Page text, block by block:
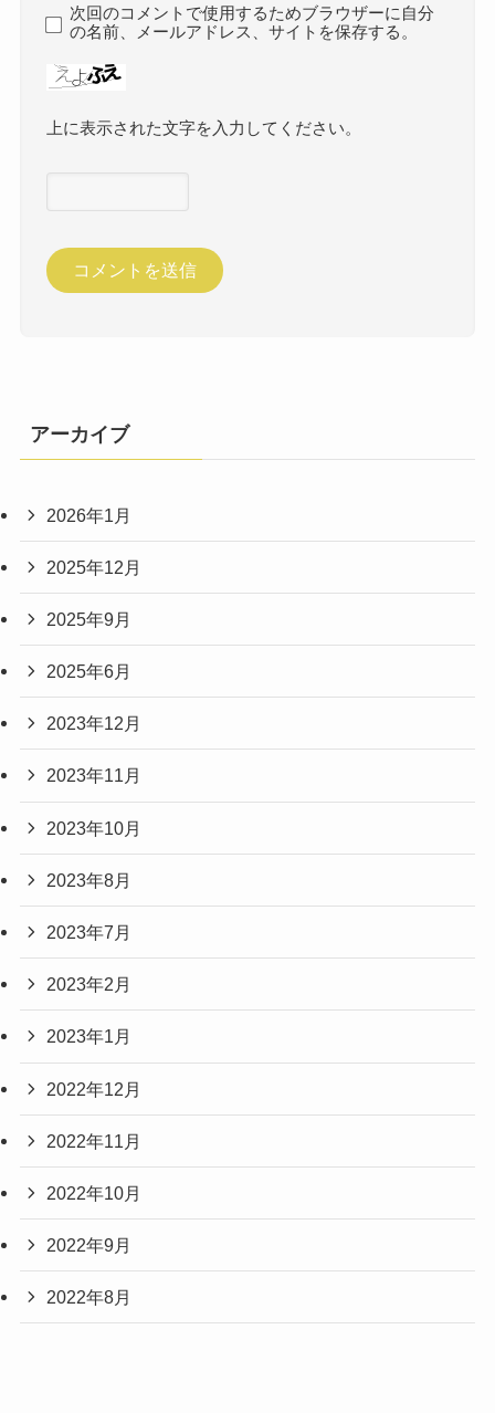
次回のコメントで使用するためブラウザーに自分
の名前、メールアドレス、サイトを保存する。
上に表示された文字を入力してください。
アーカイブ
2026年1月
2025年12月
2025年9月
2025年6月
2023年12月
2023年11月
2023年10月
2023年8月
2023年7月
2023年2月
2023年1月
2022年12月
2022年11月
2022年10月
2022年9月
2022年8月